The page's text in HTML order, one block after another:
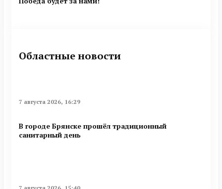
Областные новости
7 августа 2026, 16:29
В городе Брянске прошёл традиционный
санитарный день